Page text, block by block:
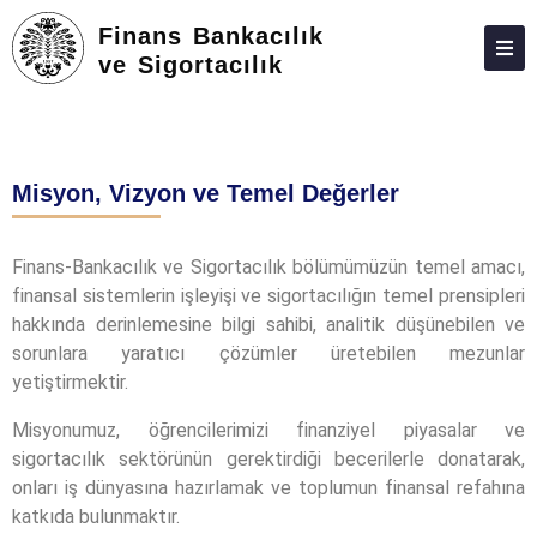
Finans Bankacılık
ve Sigortacılık
ÖNLISANS
ADAY ÖĞRENCILER
İLETIŞIM
Misyon, Vizyon ve Temel Değerler
Finans-Bankacılık ve Sigortacılık bölümümüzün temel amacı,
finansal sistemlerin işleyişi ve sigortacılığın temel prensipleri
hakkında derinlemesine bilgi sahibi, analitik düşünebilen ve
sorunlara yaratıcı çözümler üretebilen mezunlar
yetiştirmektir.
Misyonumuz, öğrencilerimizi finanziyel piyasalar ve
sigortacılık sektörünün gerektirdiği becerilerle donatarak,
onları iş dünyasına hazırlamak ve toplumun finansal refahına
katkıda bulunmaktır.